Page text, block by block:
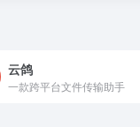
云鸽
一款跨平台文件传输助手